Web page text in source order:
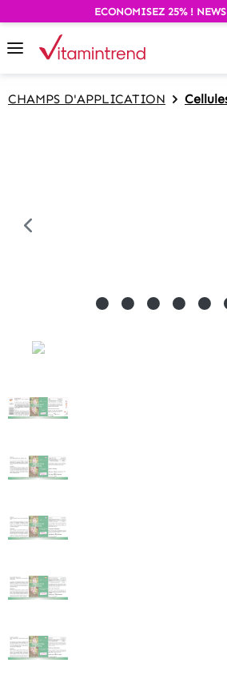
springen
ECONOMISEZ 25% !
CHAMPS D'APPLICATION